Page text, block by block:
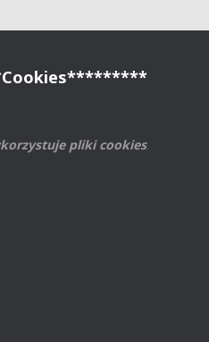
pliki cookies.